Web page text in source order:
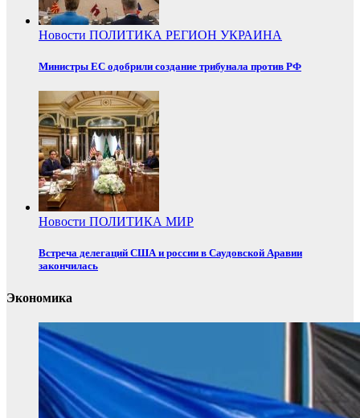
Новости ПОЛИТИКА РЕГИОН УКРАИНА
Министры ЕС одобрили создание трибунала против РФ
Новости ПОЛИТИКА МИР
Встреча делегаций США и россии в Саудовской Аравии
закончилась
Экономика